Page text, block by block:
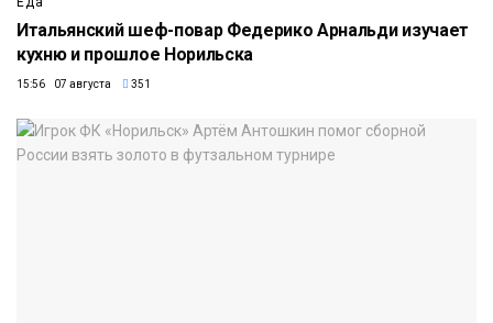
Итальянский шеф-повар Федерико Арнальди изучает
кухню и прошлое Норильска
15:56 07 августа 351